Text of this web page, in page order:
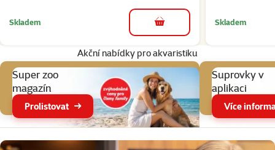
Skladem do košíku Skladem
Akční nabídky pro akvaristiku
Super zoo
magazín
Prolistovat
Suprovky v
aplikaci
Více